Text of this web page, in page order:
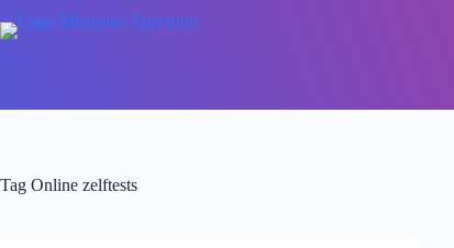
Tag Online zelftests